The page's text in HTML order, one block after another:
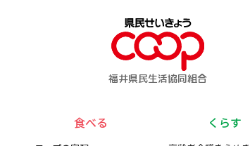
福井県民生活協同組合
食べる くらす